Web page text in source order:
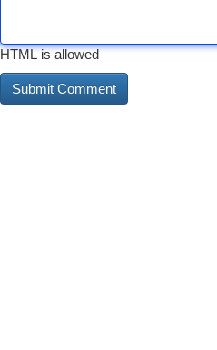
HTML is allowed